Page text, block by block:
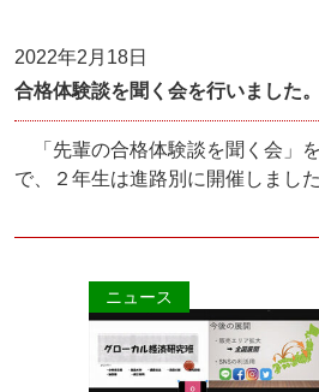
2022年2月18日
合格体験談を聞く会を行いました
「先輩の合格体験談を聞く会」
で、２年生は進路別に開催しまし
ニュース